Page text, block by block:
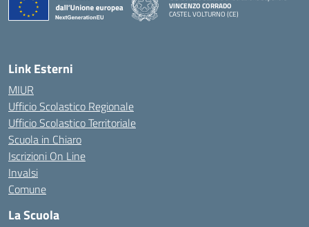
VINCENZO CORRADO
CASTEL VOLTURNO (CE)
Link Esterni
MIUR
Ufficio Scolastico Regionale
Ufficio Scolastico Territoriale
Scuola in Chiaro
Iscrizioni On Line
Invalsi
Comune
La Scuola